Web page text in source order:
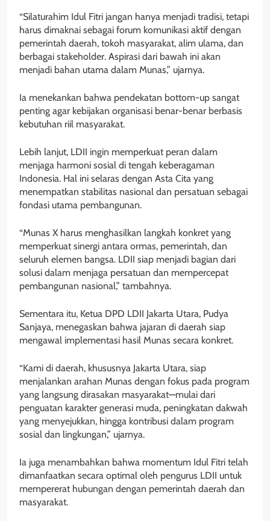
“Silaturahim Idul Fitri jangan hanya menjadi tradisi, tetapi
harus dimaknai sebagai forum komunikasi aktif dengan
pemerintah daerah, tokoh masyarakat, alim ulama, dan
berbagai stakeholder. Aspirasi dari bawah ini akan
menjadi bahan utama dalam Munas,” ujarnya.
Ia menekankan bahwa pendekatan bottom-up sangat
penting agar kebijakan organisasi benar-benar berbasis
kebutuhan riil masyarakat.
Lebih lanjut, LDII ingin memperkuat peran dalam
menjaga harmoni sosial di tengah keberagaman
Indonesia. Hal ini selaras dengan Asta Cita yang
menempatkan stabilitas nasional dan persatuan sebagai
fondasi utama pembangunan.
“Munas X harus menghasilkan langkah konkret yang
memperkuat sinergi antara ormas, pemerintah, dan
seluruh elemen bangsa. LDII siap menjadi bagian dari
solusi dalam menjaga persatuan dan mempercepat
pembangunan nasional,” tambahnya.
Sementara itu, Ketua DPD LDII Jakarta Utara, Pudya
Sanjaya, menegaskan bahwa jajaran di daerah siap
mengawal implementasi hasil Munas secara konkret.
“Kami di daerah, khususnya Jakarta Utara, siap
menjalankan arahan Munas dengan fokus pada program
yang langsung dirasakan masyarakat—mulai dari
penguatan karakter generasi muda, peningkatan dakwah
yang menyejukkan, hingga kontribusi dalam program
sosial dan lingkungan,” ujarnya.
Ia juga menambahkan bahwa momentum Idul Fitri telah
dimanfaatkan secara optimal oleh pengurus LDII untuk
mempererat hubungan dengan pemerintah daerah dan
masyarakat.